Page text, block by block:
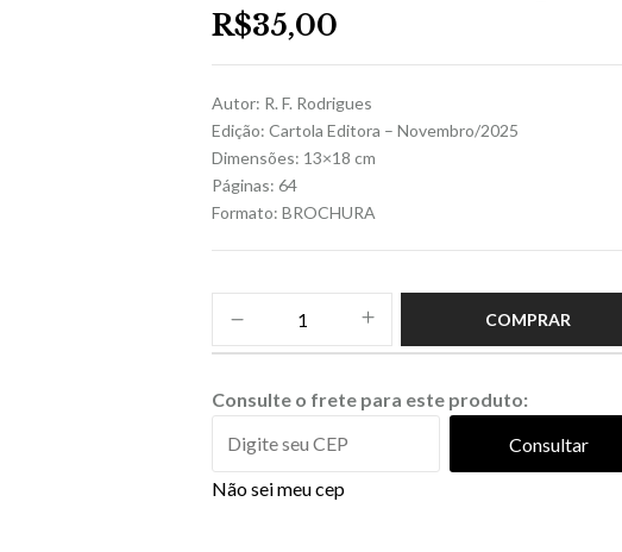
R$35,00
Autor: R. F. Rodrigues
Edição: Cartola Editora – Novembro/2025
Dimensões: 13×18 cm
Páginas: 64
Formato: BROCHURA
COMPRAR
Consulte o frete para este produto:
Consultar
Não sei meu cep